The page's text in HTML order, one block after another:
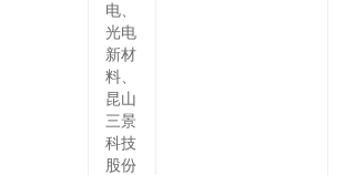
电、
光电
新材
料、
昆山
三景
科技
股份